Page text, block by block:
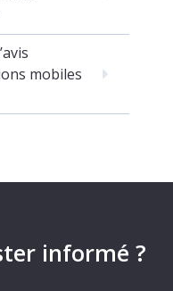
mobiles
informé ?